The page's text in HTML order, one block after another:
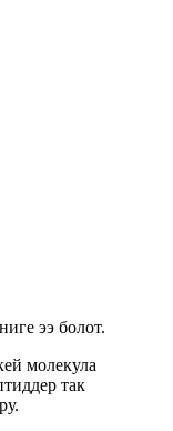
ээ болот.
молекула
так